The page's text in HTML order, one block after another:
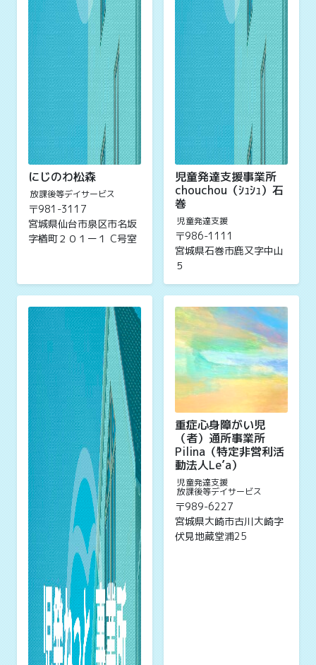
にじのわ松森
放課後等デイサービス
〒981-3117
宮城県仙台市泉区市名坂
字楢町２０１ー１ C号室
児童発達支援事業所
chouchou（ｼｭｼｭ）石
巻
児童発達支援
〒986-1111
宮城県石巻市鹿又字中山
５
重症心身障がい児
（者）通所事業所
Pilina（特定非営利活
動法人Le’a）
児童発達支援
放課後等デイサービス
〒989-6227
宮城県大崎市古川大崎字
伏見地蔵堂浦25